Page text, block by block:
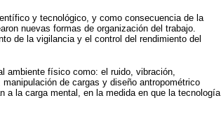
y tecnológico, y como consecuencia de la
nuevas formas de organización del trabajo.
de la vigilancia y el control del rendimiento del
ambiente físico como: el ruido, vibración,
de cargas y diseño antropométrico
a la carga mental, en la medida en que la tecnología